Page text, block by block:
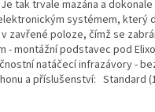
tak trvale mazána a
systémem, který
zavřené poloze, čímž se
- montážní podstavec pod
natáčecí infrazávory -
a příslušenství: Standard